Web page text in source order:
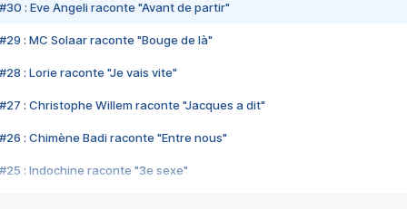
#30 : Eve Angeli raconte "Avant de partir"
#29 : MC Solaar raconte "Bouge de là"
#28 : Lorie raconte "Je vais vite"
#27 : Christophe Willem raconte "Jacques a dit"
#26 : Chimène Badi raconte "Entre nous"
#25 : Indochine raconte "3e sexe"